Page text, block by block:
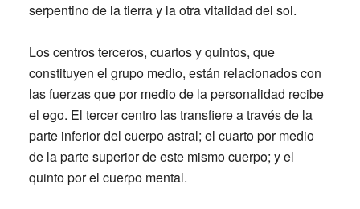
serpentino de la tierra y la otra vitalidad del sol.
Los centros terceros, cuartos y quintos, que
constituyen el grupo medio, están relacionados con
las fuerzas que por medio de la personalidad recibe
el ego. El tercer centro las transfiere a través de la
parte inferior del cuerpo astral; el cuartopor medio
de la parte superior de este mismo cuerpo; y el
quinto por el cuerpo mental.